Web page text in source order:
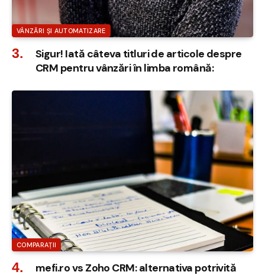
VÂNZĂRI ȘI AUTOMATIZARE
Sigur! Iată câteva titluri de articole despre
CRM pentru vânzări în limba română:
COMPARAȚII
mefi.ro vs Zoho CRM: alternativa potrivită